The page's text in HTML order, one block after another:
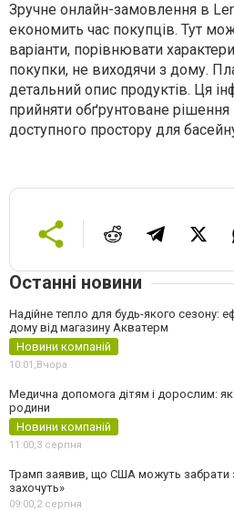
Зручне онлайн-замовлення в
економить час покупців. Тут
варіанти, порівнювати
покупки, не виходячи з дому.
детальний опис продуктів. Ця
прийняти обґрунтоване рішення
доступного простору для
Останні новини
Надійне тепло для будь-якого сезону:
дому від магазину Акватерм
Новини компаній
10:01,Вчора
Медична допомога дітям і дорослим: як
родини
Новини компаній
11:00,3 серпня
Трамп заявив, що США можуть забрати
захочуть»
09:00,2 серпня